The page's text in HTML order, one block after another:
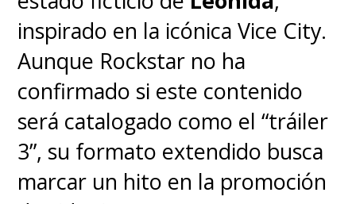
inspirado en la icónica Vice City.
Aunque Rockstar no ha
confirmado si este contenido
será catalogado como el “tráiler
3”, su formato extendido busca
marcar un hito en la promoción